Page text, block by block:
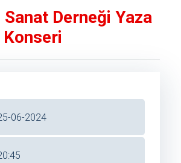
Derneği Yaza
06-2024